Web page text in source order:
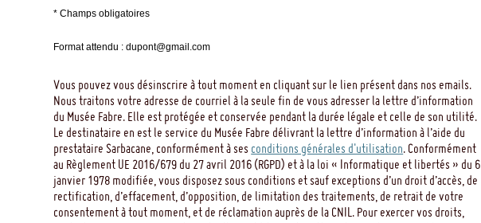
* Champs obligatoires
Format attendu : dupont@gmail.com
Vous pouvez vous désinscrire à tout moment en cliquant sur le lien présent dans nos emails.
Nous traitons votre adresse de courriel à la seule fin de vous adresser la lettre d’information
du Musée Fabre. Elle est protégée et conservée pendant la durée légale et celle de son utilité.
Le destinataire en est le service du Musée Fabre délivrant la lettre d’information à l’aide du
prestataire Sarbacane, conformément à ses conditions générales d'utilisation. Conformément
au Règlement UE 2016/679 du 27 avril 2016 (RGPD) et à la loi « Informatique et libertés » du 6
janvier 1978 modifiée, vous disposez sous conditions et sauf exceptions d’un droit d’accès, de
rectification, d’effacement, d’opposition, de limitation des traitements, de retrait de votre
consentement à tout moment, et de réclamation auprès de la CNIL. Pour exercer vos droits,